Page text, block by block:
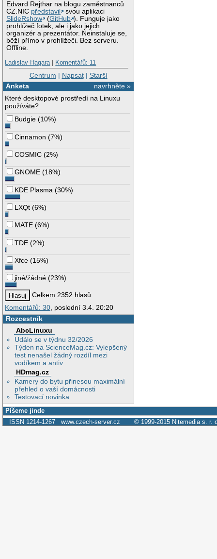
Edvard Rejthar na blogu zaměstnanců
CZ.NIC představil
svou aplikaci
SlideRshow
(GitHub ). Funguje jako
prohlížeč fotek, ale i jako jejich
organizér a prezentátor. Neinstaluje se,
běží přímo v prohlížeči. Bez serveru.
Offline.
Ladislav Hagara| Komentářů: 11
Centrum | Napsat| Starší
navrhněte »
Anketa
Které desktopové prostředí na Linuxu
používáte?
Budgie (10%)
Cinnamon (7%)
COSMIC (2%)
GNOME (18%)
KDE Plasma (30%)
LXQt (6%)
MATE (6%)
TDE (2%)
Xfce (15%)
jiné/žádné (23%)
Celkem 2352 hlasů
Komentářů: 30 , poslední 3.4. 20:20
Rozcestník
AbcLinuxu
Událo se v týdnu 32/2026
Týden na ScienceMag.cz: Vylepšený
test nenašel žádný rozdíl mezi
vodíkem a antiv
HDmag.cz
Kamery do bytu přinesou maximální
přehled o vaší domácnosti
Testovací novinka
Píšeme jinde
ISSN 1214-1267 www.czech-server.cz © 1999-2015 Nitemedia s. r.